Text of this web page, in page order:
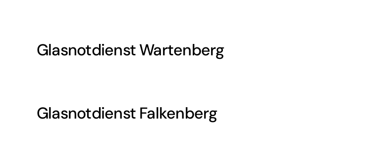
Glasnotdienst Wartenberg
Glasnotdienst Falkenberg